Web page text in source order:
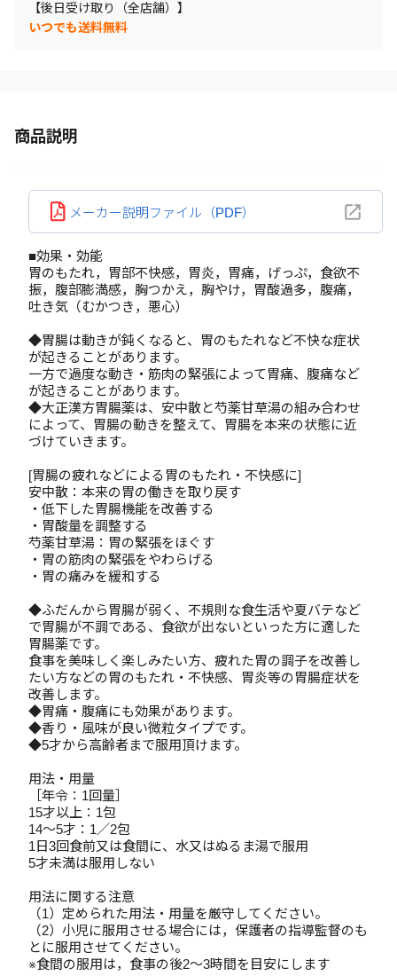
【後日受け取り（全店舗）】
いつでも送料無料
商品説明
メーカー説明ファイル（PDF）
■効果・効能
胃のもたれ，胃部不快感，胃炎，胃痛，げっぷ，食欲不
振，腹部膨満感，胸つかえ，胸やけ，胃酸過多，腹痛，
吐き気（むかつき，悪心）
◆胃腸は動きが鈍くなると、胃のもたれなど不快な症状
が起きることがあります。
一方で過度な動き・筋肉の緊張によって胃痛、腹痛など
が起きることがあります。
◆大正漢方胃腸薬は、安中散と芍薬甘草湯の組み合わせ
によって、胃腸の動きを整えて、胃腸を本来の状態に近
づけていきます。
[胃腸の疲れなどによる胃のもたれ・不快感に]
安中散：本来の胃の働きを取り戻す
・低下した胃腸機能を改善する
・胃酸量を調整する
芍薬甘草湯：胃の緊張をほぐす
・胃の筋肉の緊張をやわらげる
・胃の痛みを緩和する
◆ふだんから胃腸が弱く、不規則な食生活や夏バテなど
で胃腸が不調である、食欲が出ないといった方に適した
胃腸薬です。
食事を美味しく楽しみたい方、疲れた胃の調子を改善し
たい方などの胃のもたれ・不快感、胃炎等の胃腸症状を
改善します。
◆胃痛・腹痛にも効果があります。
◆香り・風味が良い微粒タイプです。
◆5才から高齢者まで服用頂けます。
用法・用量
［年令：1回量］
15才以上：1包
14～5才：1／2包
1日3回食前又は食間に、水又はぬるま湯で服用
5才未満は服用しない
用法に関する注意
（1）定められた用法・用量を厳守してください。
（2）小児に服用させる場合には，保護者の指導監督のも
とに服用させてください。
※食間の服用は，食事の後2～3時間を目安にします